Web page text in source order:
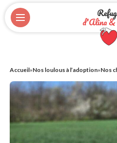
d'Alina &
Accueil»Nos loulous à l’adoption»Nos